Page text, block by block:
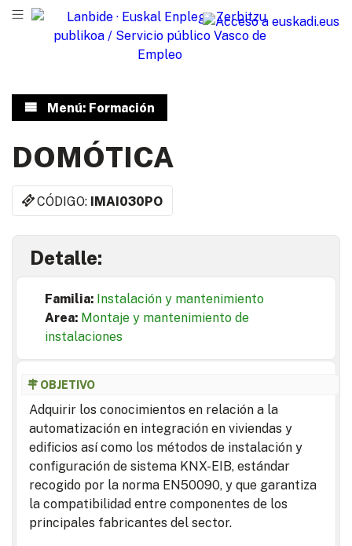
Menú: Formación
DOMÓTICA
CÓDIGO: IMAI030PO
Detalle:
Familia: Instalación y mantenimiento
Area: Montaje y mantenimiento de
instalaciones
OBJETIVO
Adquirir los conocimientos en relación a la
automatización en integración en viviendas y
edificios así como los métodos de instalación y
configuración de sistema KNX-EIB, estándar
recogido por la norma EN50090, y que garantiza
la compatibilidad entre componentes de los
principales fabricantes del sector.